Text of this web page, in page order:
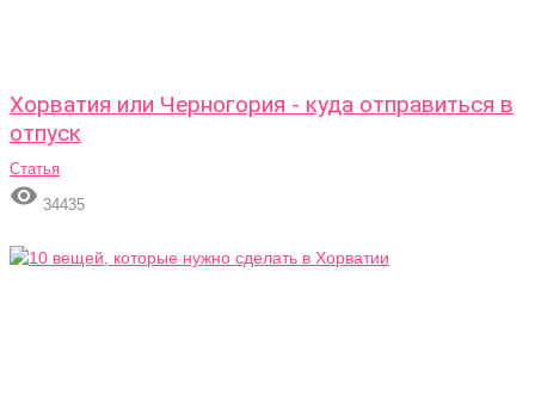
Хорватия или Черногория - куда отправиться в
отпуск
Статья
 34435